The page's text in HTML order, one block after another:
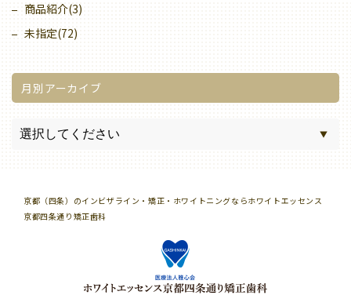
商品紹介(3)
未指定(72)
月別アーカイブ
京都（四条）のインビザライン・矯正・ホワイトニングならホワイトエッセンス
京都四条通り矯正歯科